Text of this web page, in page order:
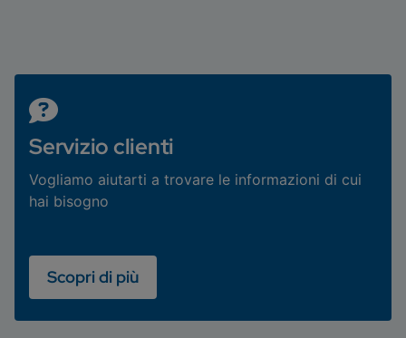
Servizio clienti
Vogliamo aiutarti a trovare le informazioni di cui
hai bisogno
Scopri di più